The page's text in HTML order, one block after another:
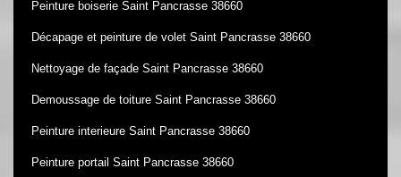
Peinture boiserie Saint Pancrasse 38660
Décapage et peinture de volet Saint Pancrasse 38660
Nettoyage de façade Saint Pancrasse 38660
Demoussage de toiture Saint Pancrasse 38660
Peinture interieure Saint Pancrasse 38660
Peinture portail Saint Pancrasse 38660